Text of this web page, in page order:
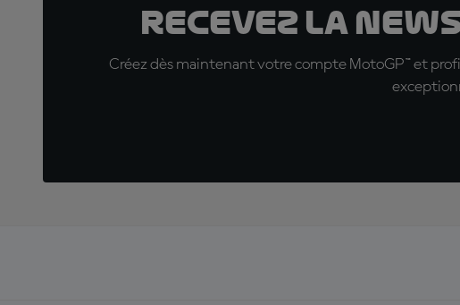
Recevez la
Créez dès maintenant votre compte MotoGP™ et